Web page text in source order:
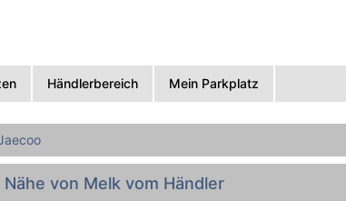
Händlerbereich Mein Parkplatz
von Melk vom Händler